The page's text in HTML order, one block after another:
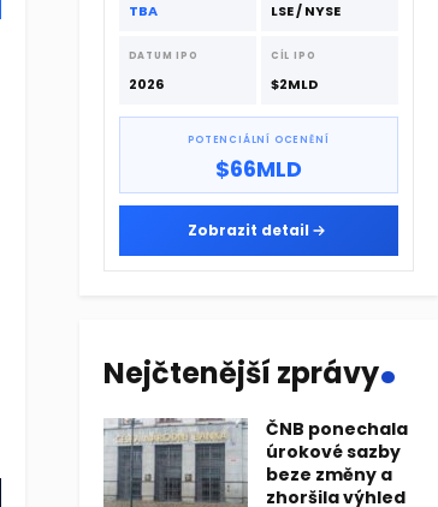
, kde dosáhla tržního ocenění ve výši 3,54
(NYSE), kde dosáhla tržního ocenění ve
TBA LSE / NYSE
DATUM IPO
2026
CÍL IPO
$2MLD
POTENCIÁLNÍ OCENĚNÍ
$66MLD
Zobrazit detail
Nejčtenější zprávy.
ČNB ponechala
úrokové sazby
beze změny a
zhoršila výhled